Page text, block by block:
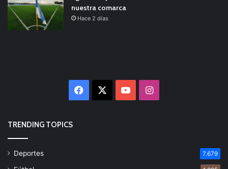
nuestra comarca
Hace 2 días
Facebook YouTubeInstagram
TRENDING TOPICS
Deportes 7.679